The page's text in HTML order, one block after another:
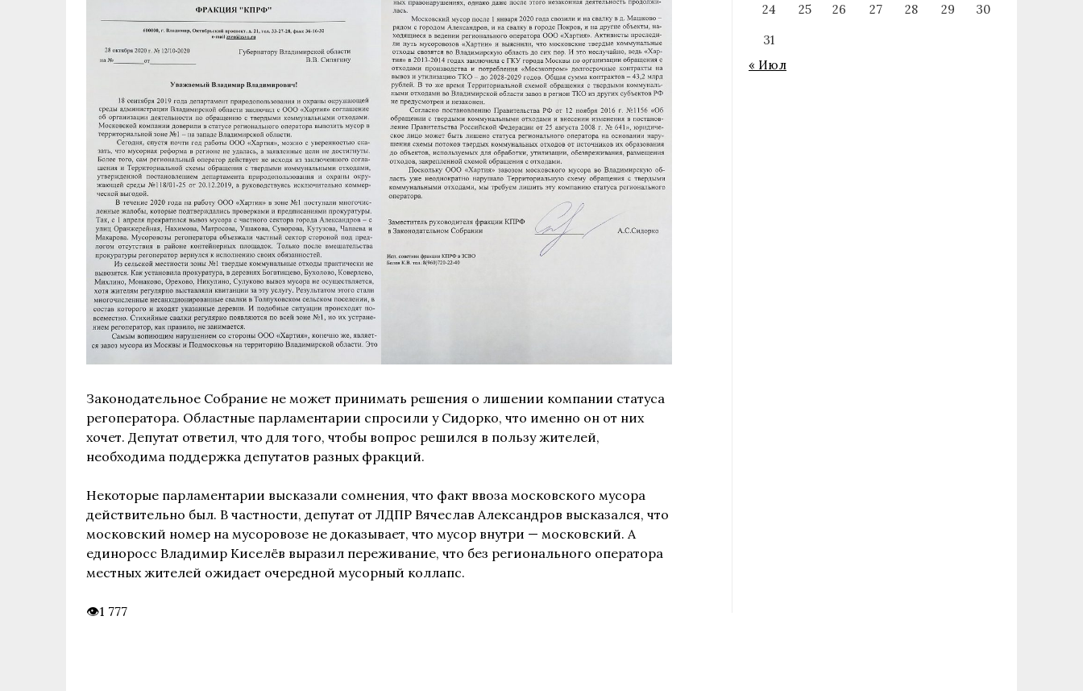
Законодательное Собрание не может принимать решения о лишении компании статуса
регоператора. Областные парламентарии спросили у Сидорко, что именно он от них
хочет. Депутат ответил, что для того, чтобы вопрос решился в пользу жителей,
необходима поддержка депутатов разных фракций.
Некоторые парламентарии высказали сомнения, что факт ввоза московского мусора
действительно был. В частности, депутат от ЛДПР Вячеслав Александров высказался, что
московский номер на мусоровозе не доказывает, что мусор внутри — московский. А
единоросс Владимир Киселёв выразил переживание, что без регионального оператора
местных жителей ожидает очередной мусорный коллапс.
1 777
24
25 26 27 28 29
30
31
« Июл